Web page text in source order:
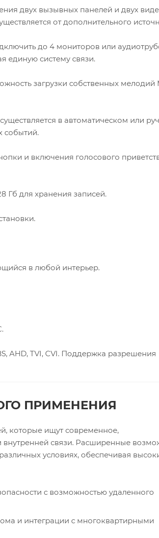
двух вызывных панелей и двух
от дополнительного
до 4 мониторов или
единую систему связи.
загрузки собственных мелодий
в автоматическом или
событий.
и включения голосового
Гб для хранения записей.
в любой интерьер.
AHD, TVI, CVI. Поддержка разрешения
ПРИМЕНЕНИЯ
которые ищут современное,
связи. Расширенные
условиях, обеспечивая
с возможностью удаленного
и интеграции с многоквартирными